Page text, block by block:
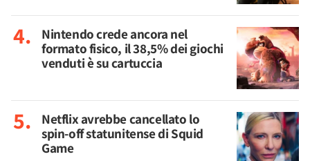
Nintendo crede ancora nel
formato fisico, il 38,5% dei giochi
venduti è su cartuccia
Netflix avrebbe cancellato lo
spin-off statunitense di Squid
Game